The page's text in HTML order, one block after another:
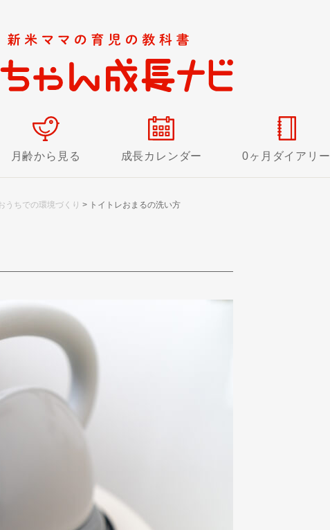
月齢から見る 成長カレンダー 0ヶ月ダイアリー
うちでの環境づくり > トイトレおまるの洗い方